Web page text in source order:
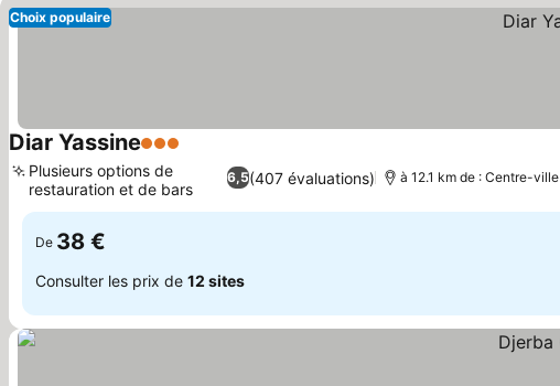
Choix populaire
Diar Yassine3 Étoiles
6,5(407 évaluations)
Plusieurs options de
restauration et de bars
à 12.1 km de : Centre-ville
De 38 €
Consulter les prix de 12 sites